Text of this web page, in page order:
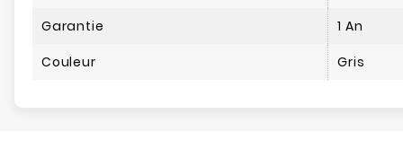
Garantie
1 An
Couleur
Gris